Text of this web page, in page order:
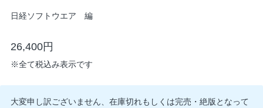
日経ソフトウエア 編
26,400円
※全て税込み表示です
大変申し訳ございません、在庫切れもしくは完売・絶版となって